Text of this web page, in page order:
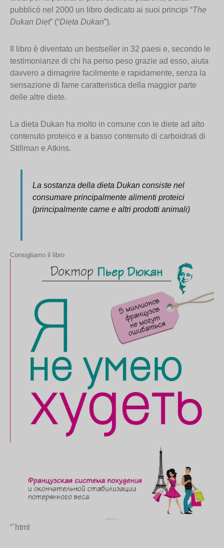
pubblicò nel 2000 un libro dedicato ai suoi principi “The
Dukan Diet” (“Dieta Dukan”).
Il libro è diventato un bestseller in 32 paesi e, secondo le
testimonianze di chi ha perso peso grazie ad esso, aiuta
davvero a dimagrire facilmente e rapidamente, senza la
sensazione di fame caratteristica della maggior parte
delle altre diete.
La dieta Dukan ha molto in comune con le diete ad alto
contenuto proteico e a basso contenuto di carboidrati di
Stillman e Atkins.
La sostanza della dieta Dukan consiste nel
consumare principalmente alimenti proteici
(principalmente carne e altri prodotti animali)
Consigliamo il libro
“`html